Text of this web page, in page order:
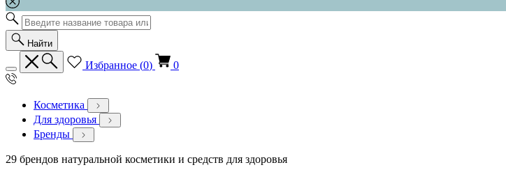
Найти
Избранное (0) 0
Косметика
Для здоровья
Бренды
29 брендов натуральной косметики и средств для здоровья